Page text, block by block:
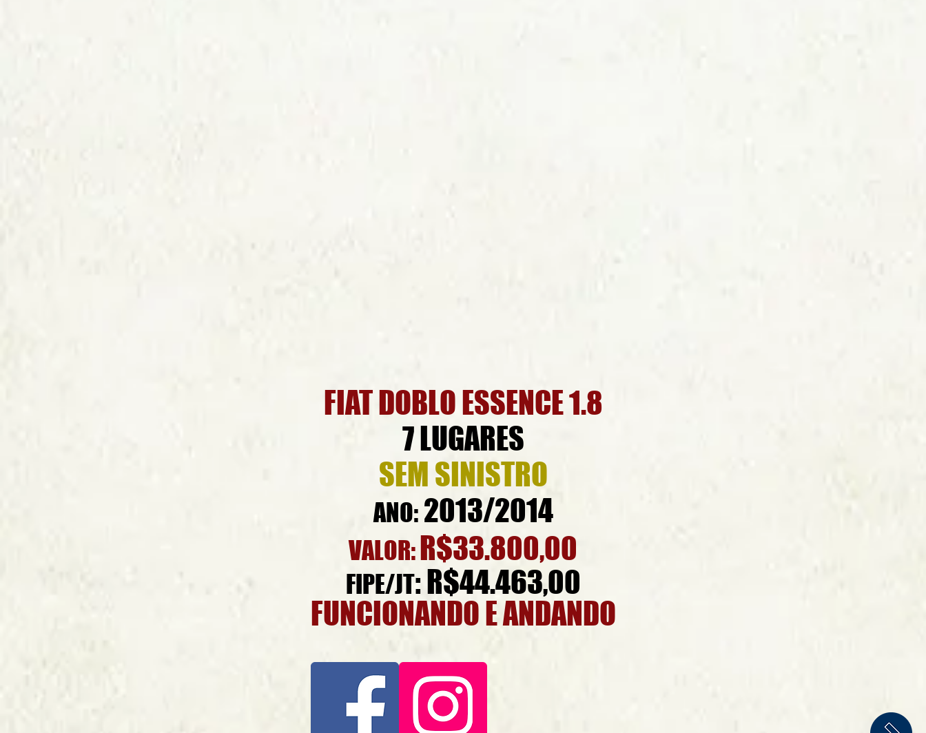
FIAT DOBLO ESSENCE 1.8
7 LUGARES
SEM SINISTRO
ANO:2013/2014
VALOR:R$33.800,00
FIPE/JT: R$44.463,00
FUNCIONANDO E ANDANDO